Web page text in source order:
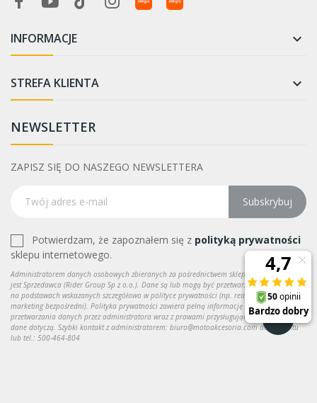
INFORMACJE 
STREFA KLIENTA 
NEWSLETTER
ZAPISZ SIĘ DO NASZEGO NEWSLETTERA
Subskrybuj
Potwierdzam, że zapoznałem się z polityką prywatności
sklepu internetowego.
Administratorem danych osobowych zbieranych za pośrednictwem sklepu internetowego
jest Sprzedawca (Rider Group Sp z o.o.). Dane są lub mogą być przetwarzane w celach oraz
na podstawach wskazanych szczegółowo w polityce prywatności (np. realizacja umowy,
marketing bezpośredni). Polityka prywatności zawiera pełną informację na temat
przetwarzania danych przez administratora wraz z prawami przysługującymi osobie, której
dane dotyczą. Szybki kontakt z administratorem: biuro@motoakcesoria.com do kontaktu
lub tel.: 500-464-804